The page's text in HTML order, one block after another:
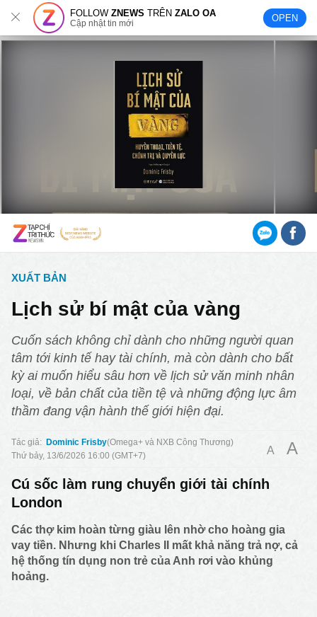
FOLLOWZNEWS TRÊNZALO OA
Cập nhật tin mới OPEN
XUẤT BẢN
Lịch sử bí mật của vàng
Cuốn sách không chỉ dành cho những người quan
tâm tới kinh tế hay tài chính, mà còn dành cho bất
kỳ ai muốn hiểu sâu hơn về lịch sử văn minh nhân
loại, về bản chất của tiền tệ và những động lực âm
thầm đang vận hành thế giới hiện đại.
Dominic Frisby Omega+ và NXB Công Thương
Thứ bảy, 13/6/2026 16:00 (GMT+7)
A A
Cú sốc làm rung chuyển giới tài chính
London
Các thợ kim hoàn từng giàu lên nhờ cho hoàng gia
vay tiền. Nhưng khi Charles II mất khả năng trả nợ, cả
hệ thống tín dụng non trẻ của Anh rơi vào khủng
hoảng.